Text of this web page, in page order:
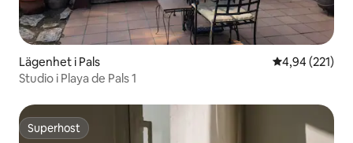
Lägenhet i Pals 4,94 av 5 i
4,94 (221)
Studio i Playa de Pals 1
Superhost
Superhost